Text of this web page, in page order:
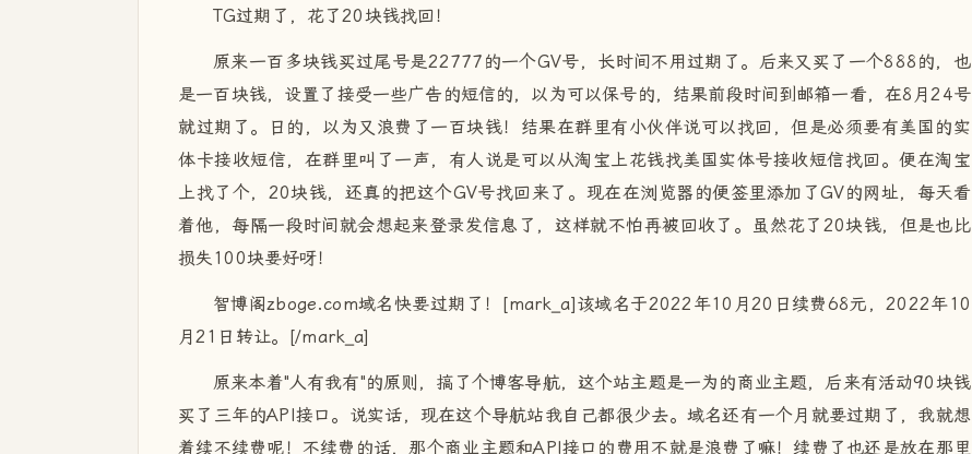
TG过期了，花了20块钱找回！
原来一百多块钱买过尾号是22777的一个GV号，长时间不用过期了。后来又买了一个888的，也
是一百块钱，设置了接受一些广告的短信的，以为可以保号的，结果前段时间到邮箱一看，在8月24号
就过期了。日的，以为又浪费了一百块钱！结果在群里有小伙伴说可以找回，但是必须要有美国的实
体卡接收短信，在群里叫了一声，有人说是可以从淘宝上花钱找美国实体号接收短信找回。便在淘宝
上找了个，20块钱，还真的把这个GV号找回来了。现在在浏览器的便签里添加了GV的网址，每天看
着他，每隔一段时间就会想起来登录发信息了，这样就不怕再被回收了。虽然花了20块钱，但是也比
损失100块要好呀！
智博阁zboge.com域名快要过期了！[mark_a]该域名于2022年10月20日续费68元，2022年10
月21日转让。[/mark_a]
原来本着"人有我有"的原则，搞了个博客导航，这个站主题是一为的商业主题，后来有活动90块钱
买了三年的API接口。说实话，现在这个导航站我自己都很少去。域名还有一个月就要过期了，我就想
着续不续费呢！不续费的话，那个商业主题和API接口的费用不就是浪费了嘛！续费了也还是放在那里